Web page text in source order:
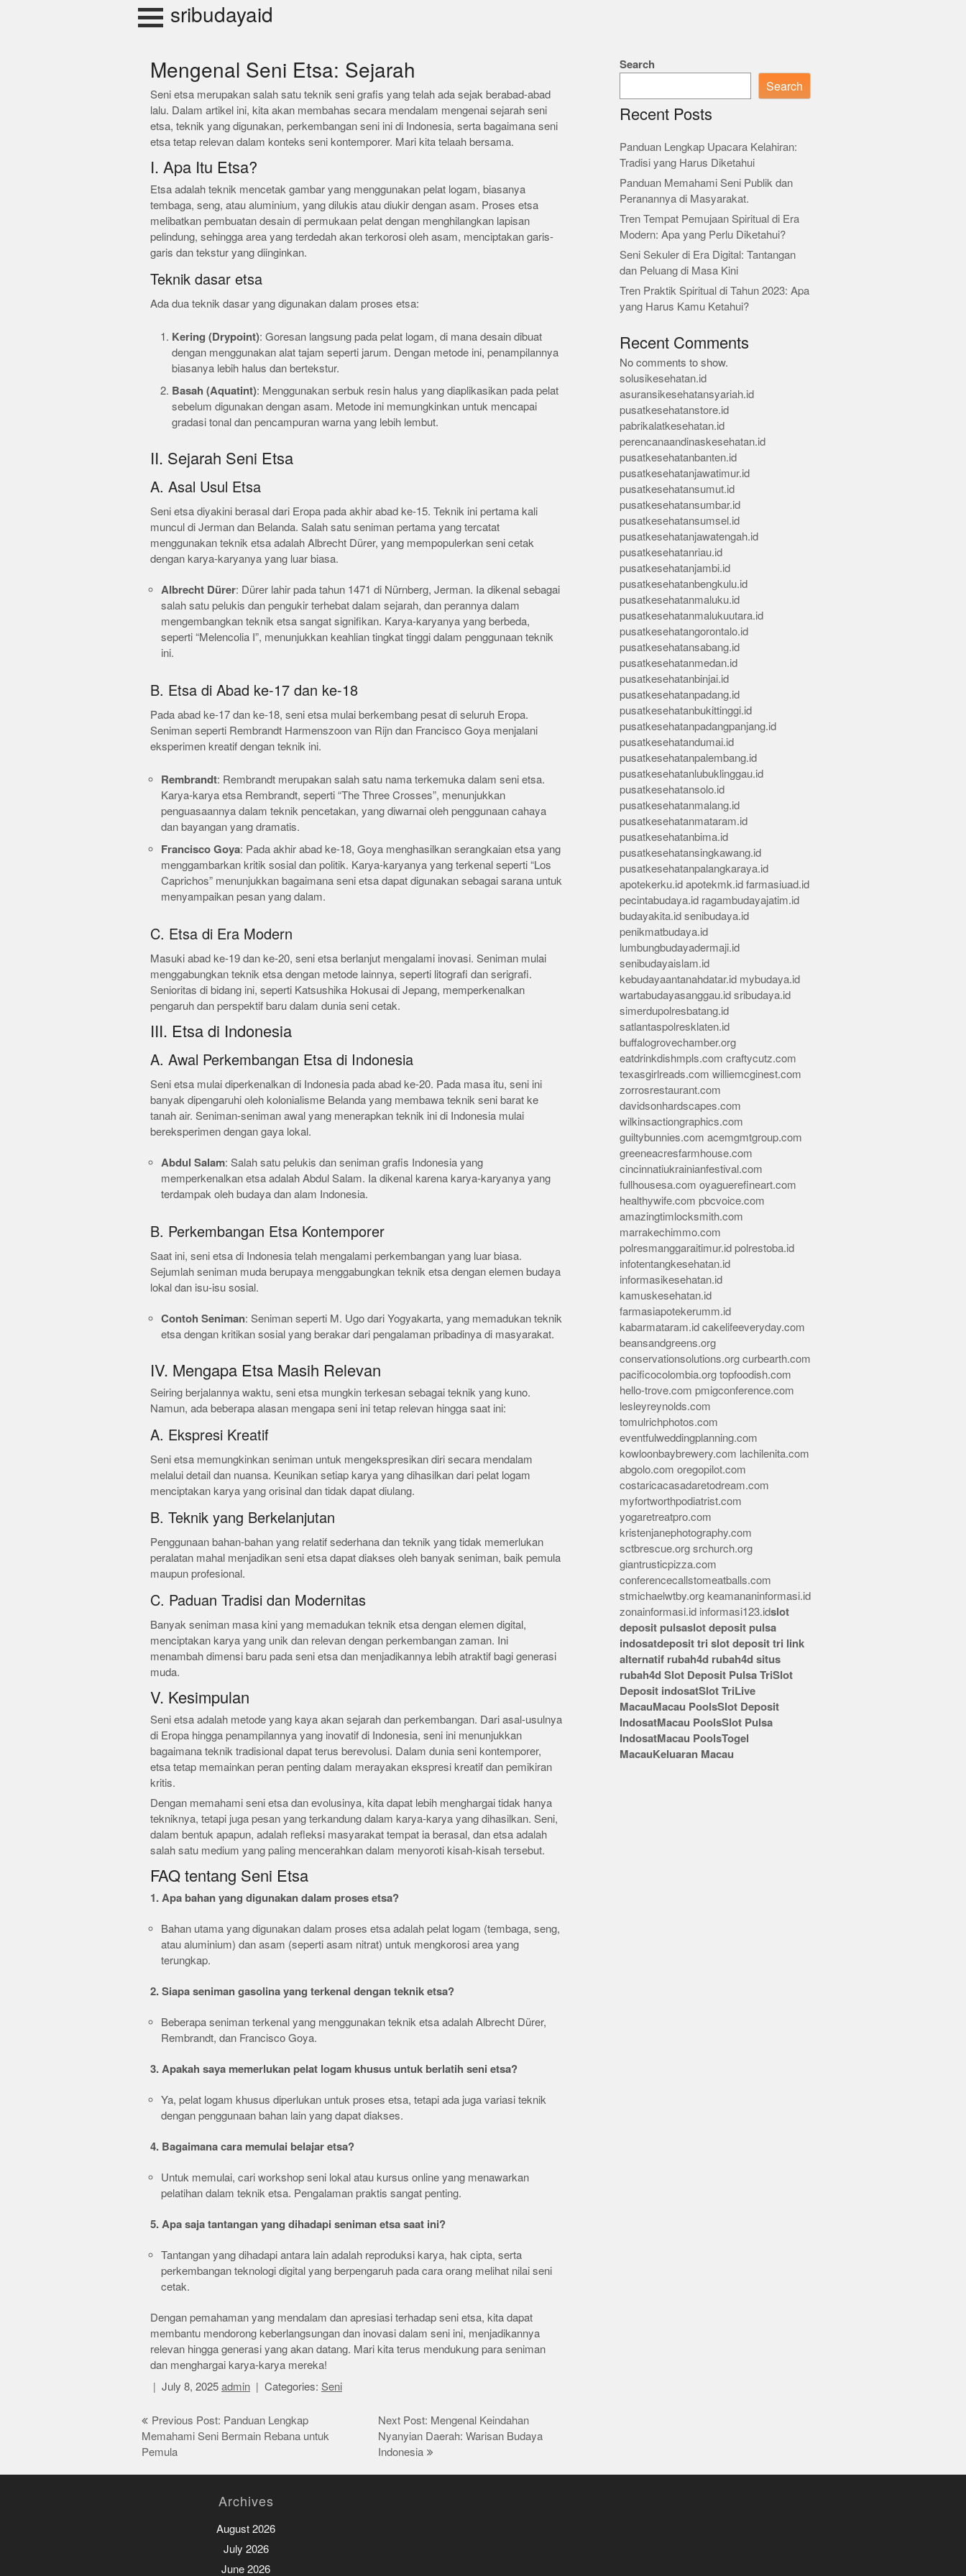
sribudayaid
Mengenal Seni Etsa: Sejarah
Seni etsa merupakan salah satu teknik seni grafis yang telah ada sejak berabad-abad
lalu. Dalam artikel ini, kita akan membahas secara mendalam mengenai sejarah seni
etsa, teknik yang digunakan, perkembangan seni ini di Indonesia, serta bagaimana seni
etsa tetap relevan dalam konteks seni kontemporer. Mari kita telaah bersama.
I. Apa Itu Etsa?
Etsa adalah teknik mencetak gambar yang menggunakan pelat logam, biasanya
tembaga, seng, atau aluminium, yang dilukis atau diukir dengan asam. Proses etsa
melibatkan pembuatan desain di permukaan pelat dengan menghilangkan lapisan
pelindung, sehingga area yang terdedah akan terkorosi oleh asam, menciptakan garis-
garis dan tekstur yang diinginkan.
Teknik dasar etsa
Ada dua teknik dasar yang digunakan dalam proses etsa:
Kering (Drypoint): Goresan langsung pada pelat logam, di mana desain dibuat
dengan menggunakan alat tajam seperti jarum. Dengan metode ini, penampilannya
biasanya lebih halus dan bertekstur.
Basah (Aquatint): Menggunakan serbuk resin halus yang diaplikasikan pada pelat
sebelum digunakan dengan asam. Metode ini memungkinkan untuk mencapai
gradasi tonal dan pencampuran warna yang lebih lembut.
II. Sejarah Seni Etsa
A. Asal Usul Etsa
Seni etsa diyakini berasal dari Eropa pada akhir abad ke-15. Teknik ini pertama kali
muncul di Jerman dan Belanda. Salah satu seniman pertama yang tercatat
menggunakan teknik etsa adalah Albrecht Dürer, yang mempopulerkan seni cetak
dengan karya-karyanya yang luar biasa.
Albrecht Dürer: Dürer lahir pada tahun 1471 di Nürnberg, Jerman. Ia dikenal sebagai
salah satu pelukis dan pengukir terhebat dalam sejarah, dan perannya dalam
mengembangkan teknik etsa sangat signifikan. Karya-karyanya yang berbeda,
seperti “Melencolia I”, menunjukkan keahlian tingkat tinggi dalam penggunaan teknik
ini.
B. Etsa di Abad ke-17 dan ke-18
Pada abad ke-17 dan ke-18, seni etsa mulai berkembang pesat di seluruh Eropa.
Seniman seperti Rembrandt Harmenszoon van Rijn dan Francisco Goya menjalani
eksperimen kreatif dengan teknik ini.
Rembrandt: Rembrandt merupakan salah satu nama terkemuka dalam seni etsa.
Karya-karya etsa Rembrandt, seperti “The Three Crosses”, menunjukkan
penguasaannya dalam teknik pencetakan, yang diwarnai oleh penggunaan cahaya
dan bayangan yang dramatis.
Francisco Goya: Pada akhir abad ke-18, Goya menghasilkan serangkaian etsa yang
menggambarkan kritik sosial dan politik. Karya-karyanya yang terkenal seperti “Los
Caprichos” menunjukkan bagaimana seni etsa dapat digunakan sebagai sarana untuk
menyampaikan pesan yang dalam.
C. Etsa di Era Modern
Masuki abad ke-19 dan ke-20, seni etsa berlanjut mengalami inovasi. Seniman mulai
menggabungkan teknik etsa dengan metode lainnya, seperti litografi dan serigrafi.
Senioritas di bidang ini, seperti Katsushika Hokusai di Jepang, memperkenalkan
pengaruh dan perspektif baru dalam dunia seni cetak.
III. Etsa di Indonesia
A. Awal Perkembangan Etsa di Indonesia
Seni etsa mulai diperkenalkan di Indonesia pada abad ke-20. Pada masa itu, seni ini
banyak dipengaruhi oleh kolonialisme Belanda yang membawa teknik seni barat ke
tanah air. Seniman-seniman awal yang menerapkan teknik ini di Indonesia mulai
bereksperimen dengan gaya lokal.
Abdul Salam: Salah satu pelukis dan seniman grafis Indonesia yang
memperkenalkan etsa adalah Abdul Salam. Ia dikenal karena karya-karyanya yang
terdampak oleh budaya dan alam Indonesia.
B. Perkembangan Etsa Kontemporer
Saat ini, seni etsa di Indonesia telah mengalami perkembangan yang luar biasa.
Sejumlah seniman muda berupaya menggabungkan teknik etsa dengan elemen budaya
lokal dan isu-isu sosial.
Contoh Seniman: Seniman seperti M. Ugo dari Yogyakarta, yang memadukan teknik
etsa dengan kritikan sosial yang berakar dari pengalaman pribadinya di masyarakat.
IV. Mengapa Etsa Masih Relevan
Seiring berjalannya waktu, seni etsa mungkin terkesan sebagai teknik yang kuno.
Namun, ada beberapa alasan mengapa seni ini tetap relevan hingga saat ini:
A. Ekspresi Kreatif
Seni etsa memungkinkan seniman untuk mengekspresikan diri secara mendalam
melalui detail dan nuansa. Keunikan setiap karya yang dihasilkan dari pelat logam
menciptakan karya yang orisinal dan tidak dapat diulang.
B. Teknik yang Berkelanjutan
Penggunaan bahan-bahan yang relatif sederhana dan teknik yang tidak memerlukan
peralatan mahal menjadikan seni etsa dapat diakses oleh banyak seniman, baik pemula
maupun profesional.
C. Paduan Tradisi dan Modernitas
Banyak seniman masa kini yang memadukan teknik etsa dengan elemen digital,
menciptakan karya yang unik dan relevan dengan perkembangan zaman. Ini
menambah dimensi baru pada seni etsa dan menjadikannya lebih atraktif bagi generasi
muda.
V. Kesimpulan
Seni etsa adalah metode yang kaya akan sejarah dan perkembangan. Dari asal-usulnya
di Eropa hingga penampilannya yang inovatif di Indonesia, seni ini menunjukkan
bagaimana teknik tradisional dapat terus berevolusi. Dalam dunia seni kontemporer,
etsa tetap memainkan peran penting dalam merayakan ekspresi kreatif dan pemikiran
kritis.
Dengan memahami seni etsa dan evolusinya, kita dapat lebih menghargai tidak hanya
tekniknya, tetapi juga pesan yang terkandung dalam karya-karya yang dihasilkan. Seni,
dalam bentuk apapun, adalah refleksi masyarakat tempat ia berasal, dan etsa adalah
salah satu medium yang paling mencerahkan dalam menyoroti kisah-kisah tersebut.
FAQ tentang Seni Etsa
1. Apa bahan yang digunakan dalam proses etsa?
Bahan utama yang digunakan dalam proses etsa adalah pelat logam (tembaga, seng,
atau aluminium) dan asam (seperti asam nitrat) untuk mengkorosi area yang
terungkap.
2. Siapa seniman gasolina yang terkenal dengan teknik etsa?
Beberapa seniman terkenal yang menggunakan teknik etsa adalah Albrecht Dürer,
Rembrandt, dan Francisco Goya.
3. Apakah saya memerlukan pelat logam khusus untuk berlatih seni etsa?
Ya, pelat logam khusus diperlukan untuk proses etsa, tetapi ada juga variasi teknik
dengan penggunaan bahan lain yang dapat diakses.
4. Bagaimana cara memulai belajar etsa?
Untuk memulai, cari workshop seni lokal atau kursus online yang menawarkan
pelatihan dalam teknik etsa. Pengalaman praktis sangat penting.
5. Apa saja tantangan yang dihadapi seniman etsa saat ini?
Tantangan yang dihadapi antara lain adalah reproduksi karya, hak cipta, serta
perkembangan teknologi digital yang berpengaruh pada cara orang melihat nilai seni
cetak.
Dengan pemahaman yang mendalam dan apresiasi terhadap seni etsa, kita dapat
membantu mendorong keberlangsungan dan inovasi dalam seni ini, menjadikannya
relevan hingga generasi yang akan datang. Mari kita terus mendukung para seniman
dan menghargai karya-karya mereka!
July 8, 2025 admin Categories: Seni
Post
navigation
Previous Post: Panduan Lengkap
Memahami Seni Bermain Rebana untuk
Pemula
Next Post: Mengenal Keindahan
Nyanyian Daerah: Warisan Budaya
Indonesia
Search
Search
Recent Posts
Panduan Lengkap Upacara Kelahiran:
Tradisi yang Harus Diketahui
Panduan Memahami Seni Publik dan
Peranannya di Masyarakat.
Tren Tempat Pemujaan Spiritual di Era
Modern: Apa yang Perlu Diketahui?
Seni Sekuler di Era Digital: Tantangan
dan Peluang di Masa Kini
Tren Praktik Spiritual di Tahun 2023: Apa
yang Harus Kamu Ketahui?
Recent Comments
No comments to show.
solusikesehatan.id
asuransikesehatansyariah.id
pusatkesehatanstore.id
pabrikalatkesehatan.id
perencanaandinaskesehatan.id
pusatkesehatanbanten.id
pusatkesehatanjawatimur.id
pusatkesehatansumut.id
pusatkesehatansumbar.id
pusatkesehatansumsel.id
pusatkesehatanjawatengah.id
pusatkesehatanriau.id
pusatkesehatanjambi.id
pusatkesehatanbengkulu.id
pusatkesehatanmaluku.id
pusatkesehatanmalukuutara.id
pusatkesehatangorontalo.id
pusatkesehatansabang.id
pusatkesehatanmedan.id
pusatkesehatanbinjai.id
pusatkesehatanpadang.id
pusatkesehatanbukittinggi.id
pusatkesehatanpadangpanjang.id
pusatkesehatandumai.id
pusatkesehatanpalembang.id
pusatkesehatanlubuklinggau.id
pusatkesehatansolo.id
pusatkesehatanmalang.id
pusatkesehatanmataram.id
pusatkesehatanbima.id
pusatkesehatansingkawang.id
pusatkesehatanpalangkaraya.id
apotekerku.id apotekmk.id farmasiuad.id
pecintabudaya.id ragambudayajatim.id
budayakita.id senibudaya.id
penikmatbudaya.id
lumbungbudayadermaji.id
senibudayaislam.id
kebudayaantanahdatar.id mybudaya.id
wartabudayasanggau.id sribudaya.id
simerdupolresbatang.id
satlantaspolresklaten.id
buffalogrovechamber.org
eatdrinkdishmpls.com craftycutz.com
texasgirlreads.com williemcginest.com
zorrosrestaurant.com
davidsonhardscapes.com
wilkinsactiongraphics.com
guiltybunnies.com acemgmtgroup.com
greeneacresfarmhouse.com
cincinnatiukrainianfestival.com
fullhousesa.com oyaguerefineart.com
healthywife.com pbcvoice.com
amazingtimlocksmith.com
marrakechimmo.com
polresmanggaraitimur.id polrestoba.id
infotentangkesehatan.id
informasikesehatan.id
kamuskesehatan.id
farmasiapotekerumm.id
kabarmataram.id cakelifeeveryday.com
beansandgreens.org
conservationsolutions.org curbearth.com
pacificocolombia.org topfoodish.com
hello-trove.com pmigconference.com
lesleyreynolds.com
tomulrichphotos.com
eventfulweddingplanning.com
kowloonbaybrewery.com lachilenita.com
abgolo.com oregopilot.com
costaricacasadaretodream.com
myfortworthpodiatrist.com
yogaretreatpro.com
kristenjanephotography.com
sctbrescue.org srchurch.org
giantrusticpizza.com
conferencecallstomeatballs.com
stmichaelwtby.org keamananinformasi.id
zonainformasi.id informasi123.idslot
deposit pulsaslot deposit pulsa
indosatdeposit tri slot deposit tri link
alternatif rubah4d rubah4d situs
rubah4d Slot Deposit Pulsa TriSlot
Deposit indosatSlot TriLive
MacauMacau PoolsSlot Deposit
IndosatMacau PoolsSlot Pulsa
IndosatMacau PoolsTogel
MacauKeluaran Macau
Archives
August 2026
July 2026
June 2026